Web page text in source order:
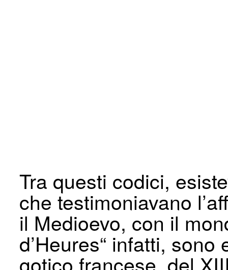
Tra questi codici,
che testimoniavano
il Medioevo, con il
d’Heures“ infatti,
gotico francese, del